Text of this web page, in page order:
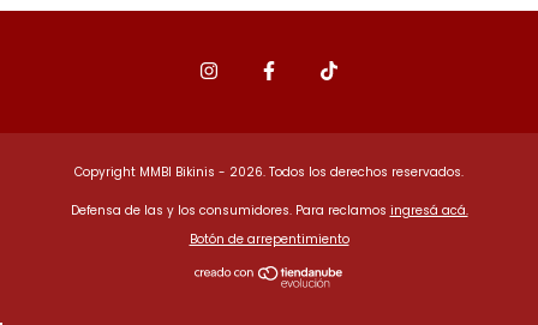
Copyright MMBI Bikinis - 2026. Todos los derechos reservados.
Defensa de las y los consumidores. Para reclamos ingresá acá.
Botón de arrepentimiento